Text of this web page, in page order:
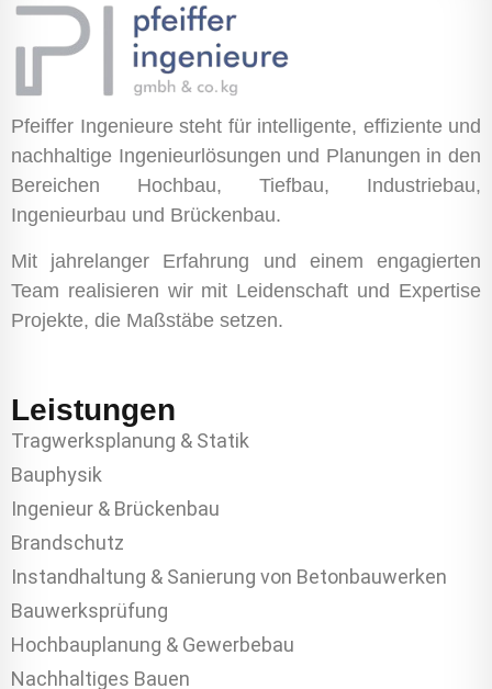
Pfeiffer Ingenieure steht für intelligente, effiziente und
nachhaltige Ingenieurlösungen und Planungen in den
Bereichen Hochbau, Tiefbau, Industriebau,
Ingenieurbau und Brückenbau.
Mit jahrelanger Erfahrung und einem engagierten
Team realisieren wir mit Leidenschaft und Expertise
Projekte, die Maßstäbe setzen.
Leistungen
Tragwerksplanung & Statik
Bauphysik
Ingenieur & Brückenbau
Brandschutz
Instandhaltung & Sanierung von Betonbauwerken
Bauwerksprüfung
Hochbauplanung & Gewerbebau
Nachhaltiges Bauen